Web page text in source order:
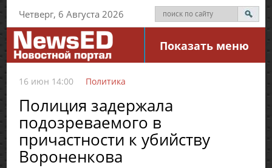
Четверг, 6 Августа 2026
Показать меню
16 июн 14:00 Политика
Полиция задержала
подозреваемого в
причастности к убийству
Вороненкова